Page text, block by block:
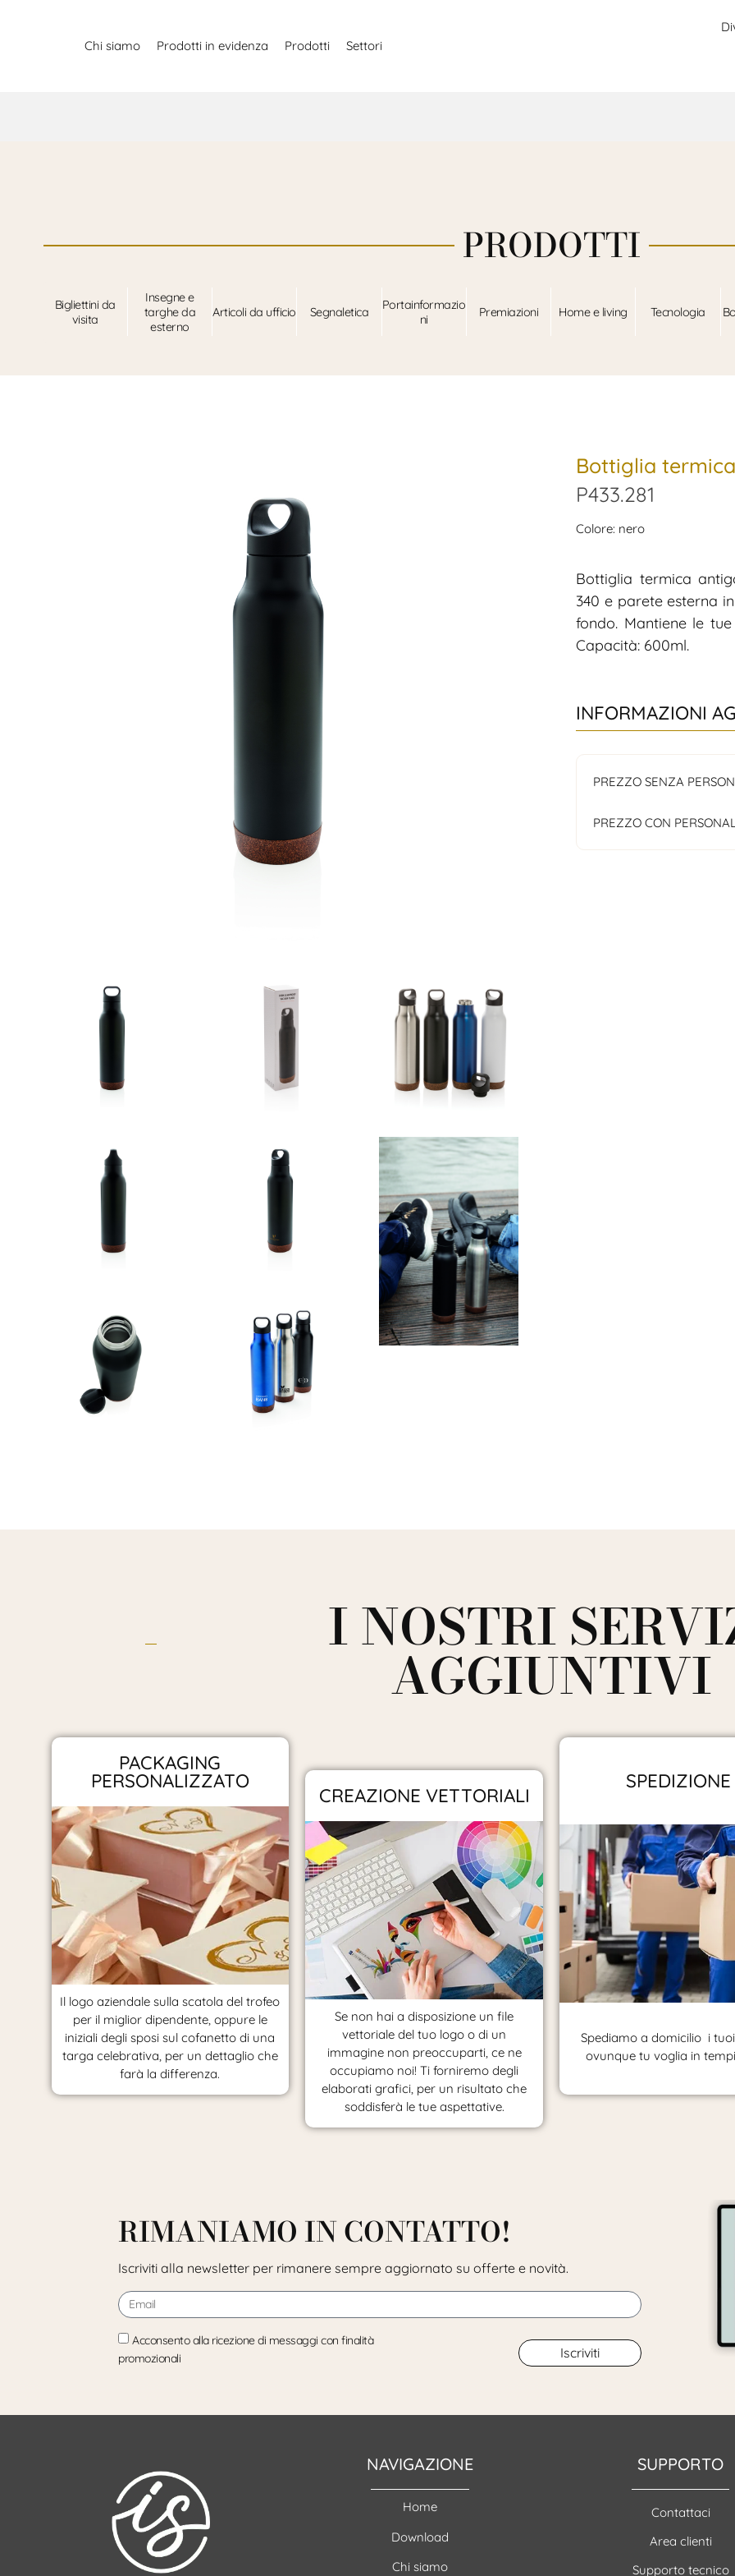
Chi siamo Prodotti in evidenza Prodotti Settori
PRODOTTI
Bigliettini da
visita
Insegne e
targhe da
esterno
Articoli da ufficio Segnaletica
Portainformazio
ni
Premiazioni Home e living Tecnologia
Bottiglia
P433.281
Colore: nero
Bottiglia termica
340 e parete esterna
fondo. Mantiene le
Capacità: 600ml.
INFORMAZIONI
PREZZO SENZA
PREZZO CON
I NOSTRI
AGGIUNTIVI
PACKAGING
PERSONALIZZATO
Il logo aziendale sulla scatola del trofeo
per il miglior dipendente, oppure le
iniziali degli sposi sul cofanetto di una
targa celebrativa, per un dettaglio che
farà la differenza.
CREAZIONE VETTORIALI
Se non hai a disposizione un file
vettoriale del tuo logo o di un
immagine non preoccuparti, ce ne
occupiamo noi! Ti forniremo degli
elaborati grafici, per un risultato che
soddisferà le tue aspettative.
SPEDIZIONE
Spediamo a domicilio i
ovunque tu voglia in
RIMANIAMO IN CONTATTO!
Iscriviti alla newsletter per rimanere sempre aggiornato su offerte e novità.
Acconsento alla ricezione di messaggi con finalità
promozionali
Iscriviti
NAVIGAZIONE
Home
Download
Chi siamo
SUPPORTO
Contattaci
Area clienti
Supporto tecnico